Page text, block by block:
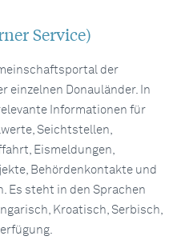
Service)
der
einzelnen Donauländer. In
Informationen für
Seichtstellen,
Eismeldungen,
Behördenkontakte und
Es steht in den Sprachen
Kroatisch, Serbisch,